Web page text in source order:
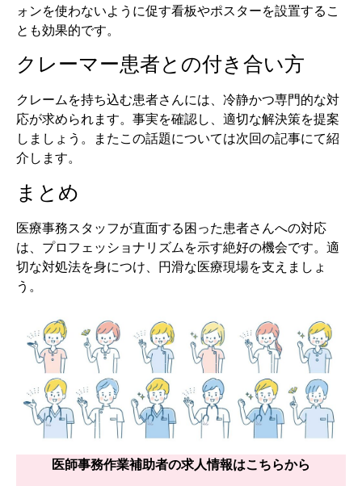
ォンを使わないように促す看板やポスターを設置するこ
とも効果的です。
クレーマー患者との付き合い方
クレームを持ち込む患者さんには、冷静かつ専門的な対
応が求められます。事実を確認し、適切な解決策を提案
しましょう。またこの話題については次回の記事にて紹
介します。
まとめ
医療事務スタッフが直面する困った患者さんへの対応
は、プロフェッショナリズムを示す絶好の機会です。適
切な対処法を身につけ、円滑な医療現場を支えましょ
う。
医師事務作業補助者の求人情報はこちらから